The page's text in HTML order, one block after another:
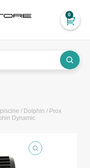
0
/ Dolphin / Prox
Dynamic